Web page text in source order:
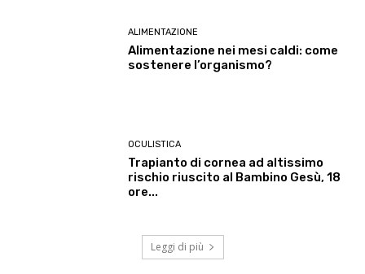
ALIMENTAZIONE
Alimentazione nei mesi caldi: come
sostenere l’organismo?
OCULISTICA
Trapianto di cornea ad altissimo
rischio riuscito al Bambino Gesù, 18
ore...
Leggi di più